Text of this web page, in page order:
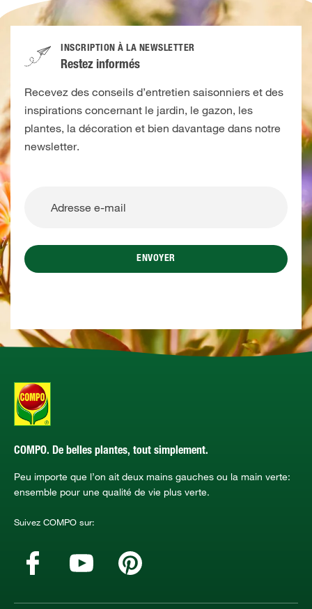
INSCRIPTION À LA NEWSLETTER
Restez informés
Recevez des conseils d’entretien saisonniers et des
inspirations concernant le jardin, le gazon, les
plantes, la décoration et bien davantage dans notre
newsletter.
ENVOYER
COMPO. De belles plantes, tout simplement.
Peu importe que l’on ait deux mains gauches ou la main verte:
ensemble pour une qualité de vie plus verte.
Suivez COMPO sur: